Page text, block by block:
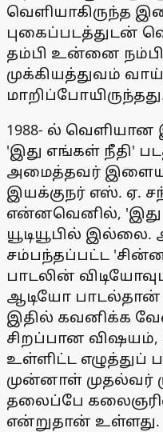
வெளியாகிருந்த
புகைப்படத்துடன்
தம்பி உன்னை
முக்கியத்துவம்
1988- ல்
'இது எங்கள் நீதி'
அமைத்தவர்
இயக்குநர் எஸ். ஏ.
என்னவெனில், 'இது
யூடியூபில்
சம்பந்தப்பட்ட
பாடலின்
ஆடியோ பாடல்தான்
இதில் கவனிக்க
சிறப்பான
உள்ளிட்ட
முன்னாள் முதல்வர்
தலைப்பே
என்றுதான் உள்ளது.